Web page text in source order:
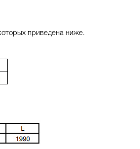
приведена ниже.